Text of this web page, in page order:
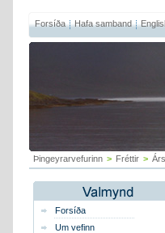
Forsíða Hafa samband
Þingeyrarvefurinn > Fréttir >
Forsíða
Um vefinn